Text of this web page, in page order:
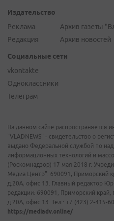
Издательство
Реклама
Редакция
Архив газеты
Архив новостей
Социальные сети
vkontakte
Одноклассники
Телеграм
На данном сайте распространяется
"VLADNEWS" - свидетельство о
выдано Федеральной службой по
информационных технологий и
(Роскомнадзор) 17 мая 2018 г.
Медиа Центр". 690091, Приморский
д.20А, офис 13. Главный редактор
редакции: 690091, Приморский край,
д.20А, офис 13. Тел.: +7 (423) 2-415-
https://mediadv.online/